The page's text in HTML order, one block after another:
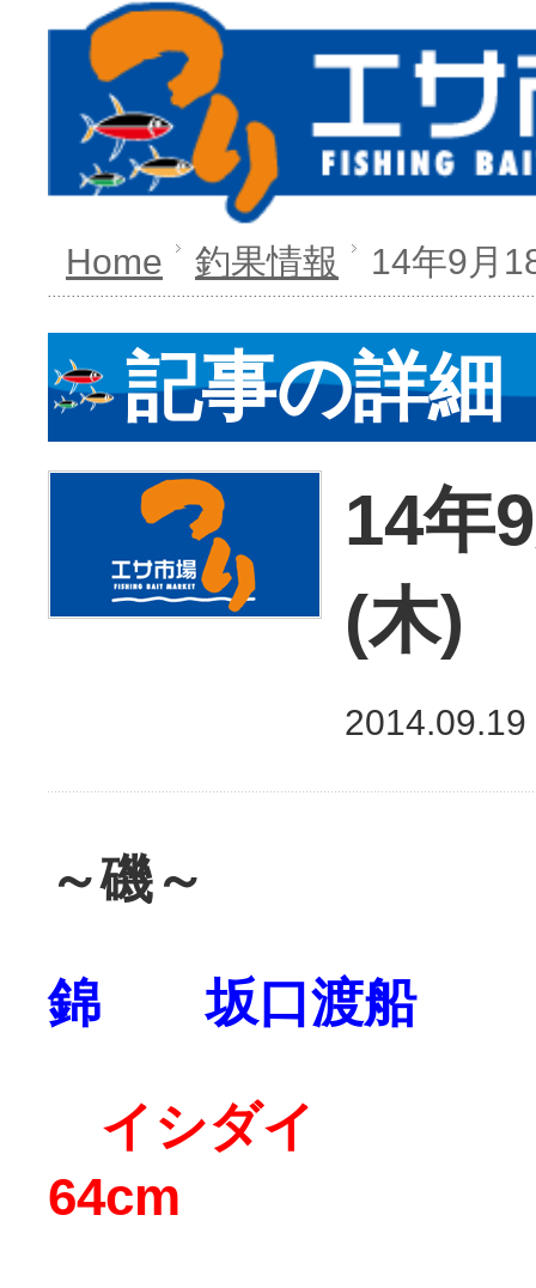
Home 釣果情報 14年9
記事の詳細
14年
(木
2014.09.19
～磯～
錦 坂口渡船
イシダイ
64cm 1